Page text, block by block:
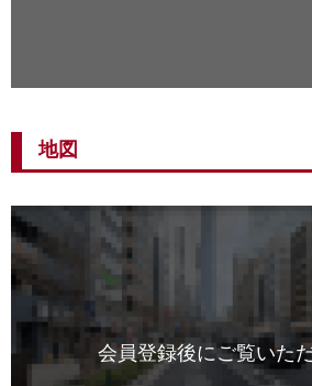
地図
会員登録後にご覧いた